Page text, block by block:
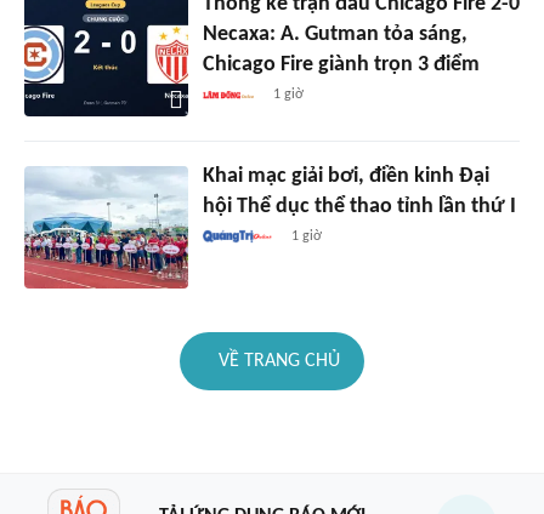
Necaxa: A. Gutman tỏa sáng,
Chicago Fire giành trọn 3 điểm
1 giờ
Khai mạc giải bơi, điền kinh Đại
hội Thể dục thể thao tỉnh lần thứ I
1 giờ
VỀ TRANG CHỦ